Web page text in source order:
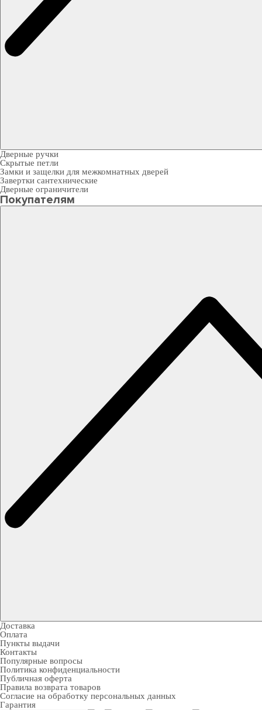
Дверные ручки
Скрытые петли
Замки и защелки для межкомнатных дверей
Завертки сантехнические
Дверные ограничители
Покупателям
Доставка
Оплата
Пункты выдачи
Контакты
Популярные вопросы
Политика конфиденциальности
Публичная оферта
Правила возврата товаров
Согласие на обработку персональных данных
Гарантия